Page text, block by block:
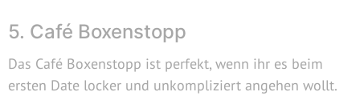
5. Café Boxenstopp
Das Café Boxenstopp ist perfekt, wenn ihr es beim
ersten Date locker und unkompliziert angehen wollt.